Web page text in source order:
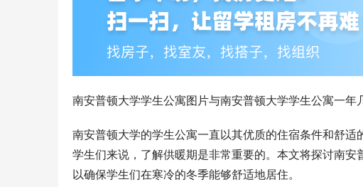
南安普顿大学学生公寓图片与南安普顿大学学生公寓一年
南安普顿大学的学生公寓一直以其优质的住宿条件和舒
学生们来说，了解供暖期是非常重要的。本文将探讨南
以确保学生们在寒冷的冬季能够舒适地居住。